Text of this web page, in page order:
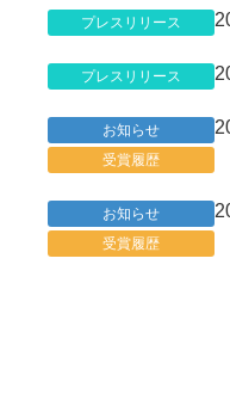
プレスリリース
プレスリリース
お知らせ
受賞履歴
お知らせ
受賞履歴